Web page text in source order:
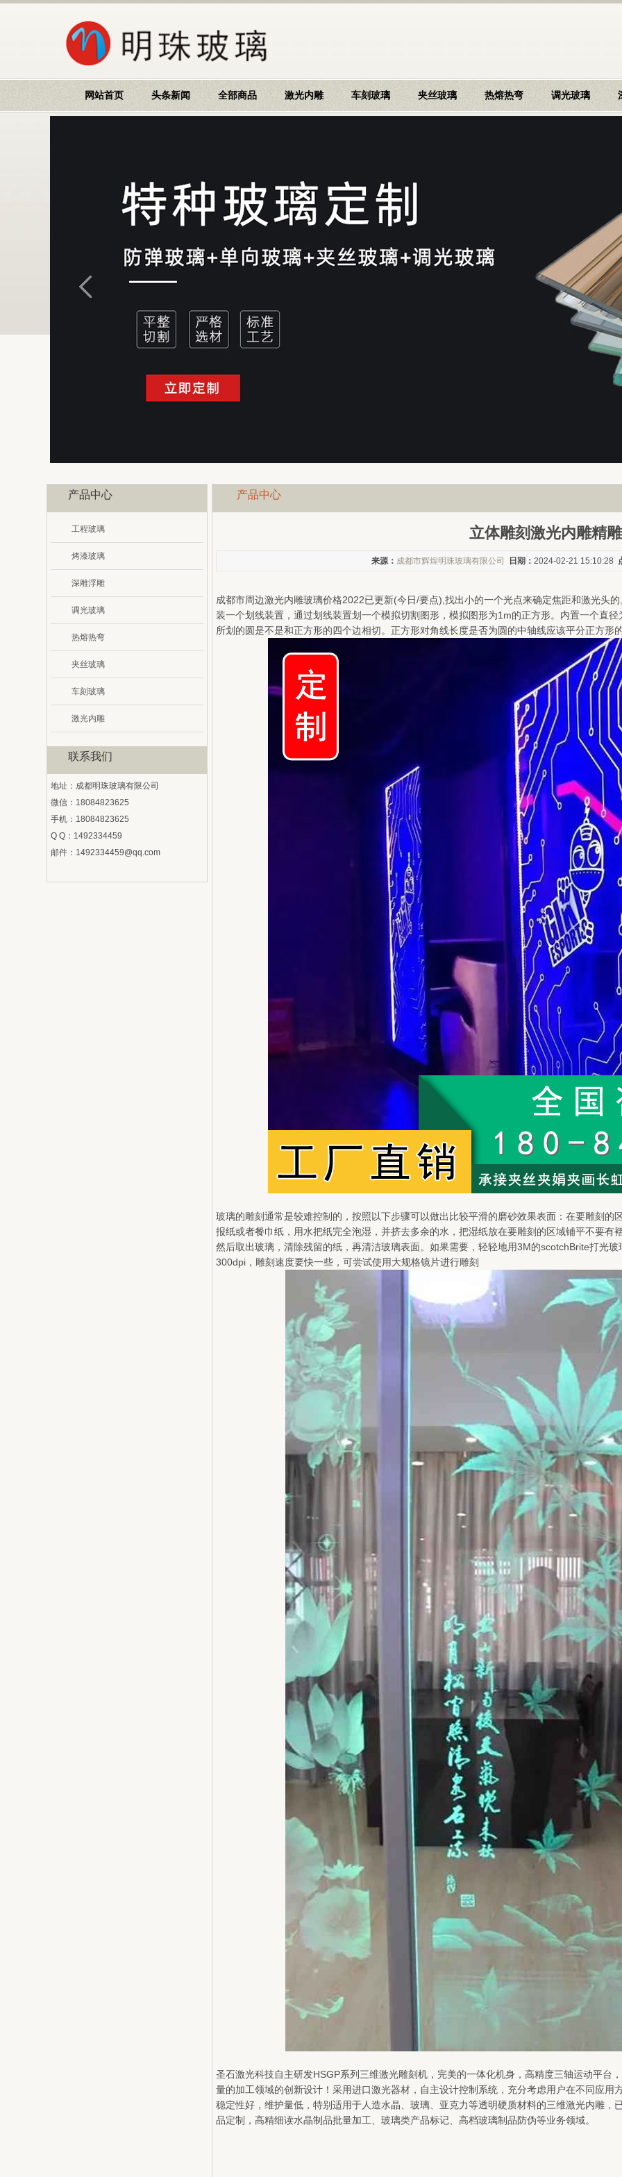
网站首页 头条新闻 全部商品 激光内雕 车刻玻璃 夹丝玻璃 热熔热弯 调光玻璃
产品中心
工程玻璃
烤漆玻璃
深雕浮雕
调光玻璃
热熔热弯
夹丝玻璃
车刻玻璃
激光内雕
联系我们
地址：成都明珠玻璃有限公司
微信：18084823625
手机：18084823625
Q Q：1492334459
邮件： 1492334459@qq.com
产品中心
立体雕刻激光内雕精雕
来源： 成都市辉煌明珠玻璃有限公司 日期： 2024-02-21 15:10:28
成都市周边激光内雕玻璃价格2022已更新(今日/要点),找出小的一个光点来确定焦距和激光头
装一个划线装置，通过划线装置划一个模拟切割图形，模拟图形为1m的正方形。内置一个直
所划的圆是不是和正方形的四个边相切。正方形对角线长度是否为圆的中轴线应该平分正方形
玻璃的雕刻通常是较难控制的，按照以下步骤可以做出比较平滑的磨砂效果表面：在要雕刻
报纸或者餐巾纸，用水把纸完全泡湿，并挤去多余的水，把湿纸放在要雕刻的区域铺平不要
然后取出玻璃，清除残留的纸，再清洁玻璃表面。如果需要，轻轻地用3M的scotchBrite打光
300dpi，雕刻速度要快一些，可尝试使用大规格镜片进行雕刻
圣石激光科技自主研发HSGP系列三维激光雕刻机，完美的一体化机身，高精度三轴运动平台
量的加工领域的创新设计！采用进口激光器材，自主设计控制系统，充分考虑用户在不同应
稳定性好，维护量低，特别适用于人造水晶、玻璃、亚克力等透明硬质材料的三维激光内雕
品定制，高精细读水晶制品批量加工、玻璃类产品标记、高档玻璃制品防伪等业务领域。